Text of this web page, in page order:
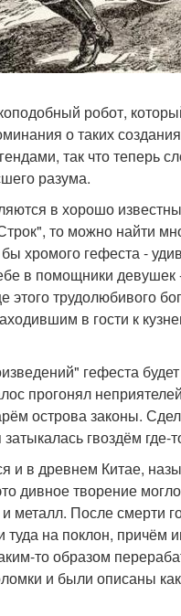
робот,
о таких
так что теперь
разума.
в хорошо
то можно найти
хромого гефеста -
в помощники
этого трудолюбивого
в гости к
гефеста
прогонял
острова законы.
гвоздём где-
и в древнем Китае,
дивное творение
металл. После смерти
на поклон, причём
то образом
и были описаны